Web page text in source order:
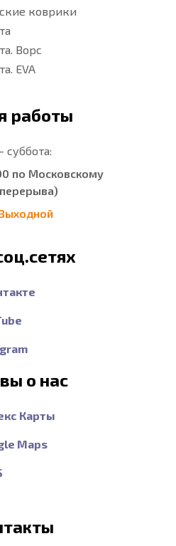
коврики
Ворс
EVA
работы
по Московскому
о нас
Карты
Maps